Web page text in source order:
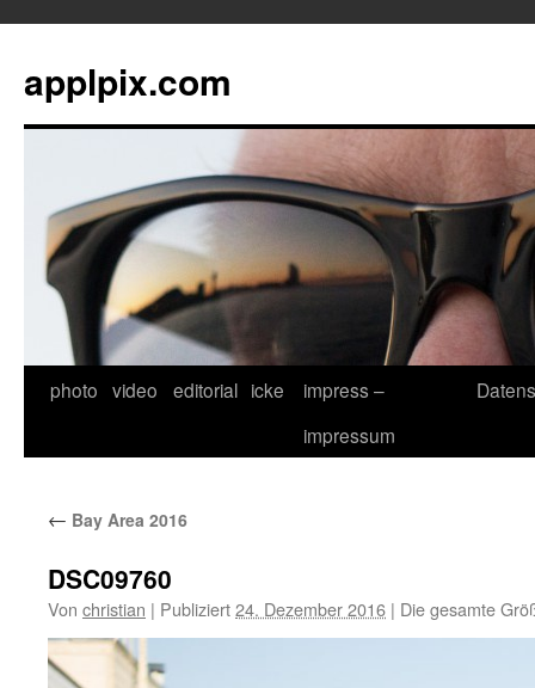
applpix.com
Zum
photo video editorial icke
impress –
impressum
← Bay Area 2016
DSC09760
Von christian | Publiziert24. Dezember 2016 | Die gesamte